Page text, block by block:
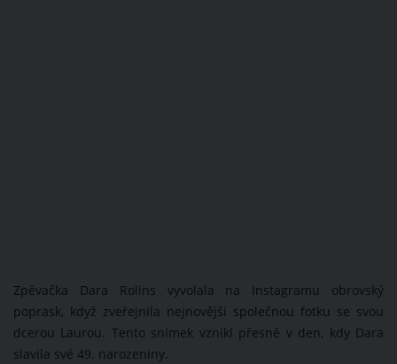
Zpěvačka Dara Rolins vyvolala na Instagramu obrovský
poprask, když zveřejnila nejnovější společnou fotku se svou
dcerou Laurou. Tento snímek vznikl přesně v den, kdy Dara
slavila své 49. narozeniny.